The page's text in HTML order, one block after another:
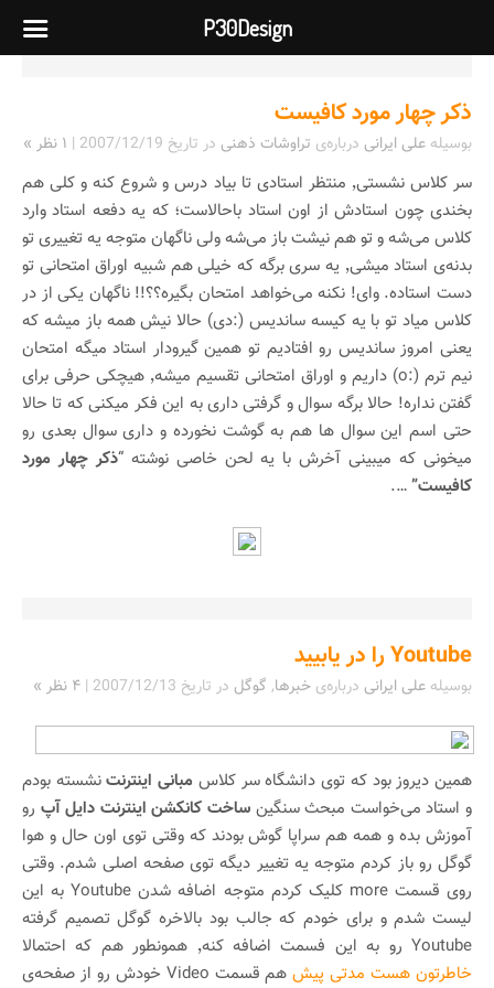
ذکر چهار مورد کافیست
بوسیله علی ایرانی درباره‌ی تراوشات ذهنی در تاریخ 2007/12/19
| ۱ نظر »
سر کلاس نشستی٬ منتظر استادی تا بیاد درس و شروع کنه و کلی هم
بخندی چون استادش از اون استاد باحالاست؛ که یه دفعه استاد وارد
کلاس می‌شه و تو هم نیشت باز می‌شه ولی ناگهان متوجه یه تغییری تو
بدنه‌ی استاد میشی٬ یه سری برگه که خیلی هم شبیه اوراق امتحانی تو
دست استاده. وای! نکنه می‌خواهد امتحان بگیره؟؟!! ناگهان یکی از در
کلاس میاد تو با یه کیسه ساندیس (:دی) حالا نیش همه باز میشه که
یعنی امروز ساندیس رو افتادیم تو همین گیرودار استاد میگه امتحان
نیم ترم (:o) داریم و اوراق امتحانی تقسیم میشه٬ هیچکی حرفی برای
گفتن نداره! حالا برگه سوال و گرفتی داری به این فکر میکنی که تا حالا
حتی اسم این سوال ها هم به گوشت نخورده و داری سوال بعدی رو
میخونی که میبینی آخرش با یه لحن خاصی نوشته “ذکر چهار مورد
کافیست”….
Youtube را در یابیید
بوسیله علی ایرانی درباره‌ی خبرها, گوگل در تاریخ 2007/12/13
| ۴ نظر »
همین دیروز بود که توی دانشگاه سر کلاس مبانی اینترنتنشسته بودم
و استاد می‌خواست مبحث سنگین ساخت کانکشن اینترنت دایل آپ رو
آموزش بده و همه هم سراپا گوش بودند که وقتی توی اون حال و هوا
گوگل رو باز کردم متوجه یه تغییر دیگه توی صفحه اصلی شدم. وقتی
روی قسمت more کلیک کردم متوجه اضافه شدن Youtube به این
لیست شدم و برای خودم که جالب بود بالاخره گوگل تصمیم گرفته
Youtube رو به این فسمت اضافه کنه٬ همونطور هم که احتمالا
خاطرتون هست مدتی پیش
هم قسمت Video خودش رو از صفحه‌‌ی
P30Design